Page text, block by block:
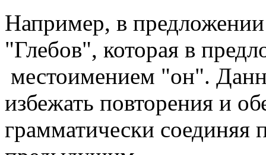
Например, в
"Глебов", которая в
местоимением "он".
избежать повторения и
грамматически